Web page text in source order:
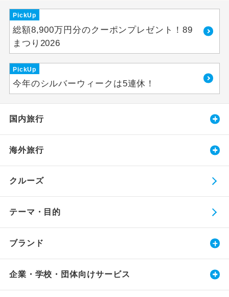
PickUp
総額8,900万円分のクーポンプレゼント！89
まつり2026
PickUp
今年のシルバーウィークは5連休！
国内旅行
海外旅行
クルーズ
テーマ・目的
ブランド
企業・学校・団体向けサービス